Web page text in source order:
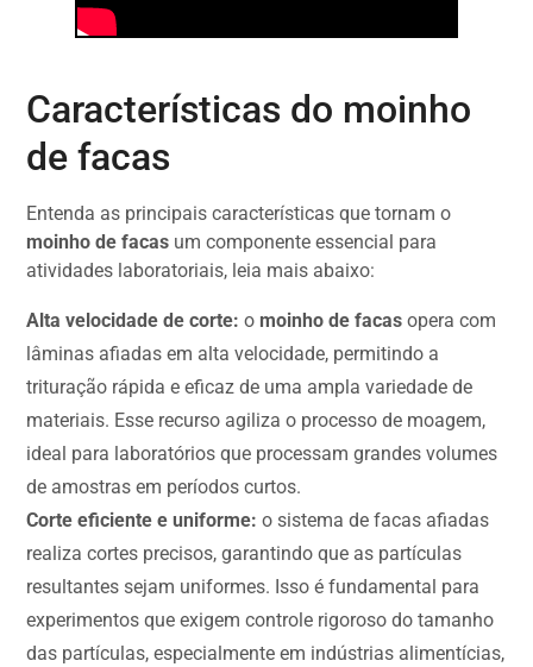
Características do moinho
de facas
Entenda as principais características que tornam o
moinho de facas um componente essencial para
atividades laboratoriais, leia mais abaixo:
Alta velocidade de corte: o moinho de facas opera com
lâminas afiadas em alta velocidade, permitindo a
trituração rápida e eficaz de uma ampla variedade de
materiais. Esse recurso agiliza o processo de moagem,
ideal para laboratórios que processam grandes volumes
de amostras em períodos curtos.
Corte eficiente e uniforme: o sistema de facas afiadas
realiza cortes precisos, garantindo que as partículas
resultantes sejam uniformes. Isso é fundamental para
experimentos que exigem controle rigoroso do tamanho
das partículas, especialmente em indústrias alimentícias,